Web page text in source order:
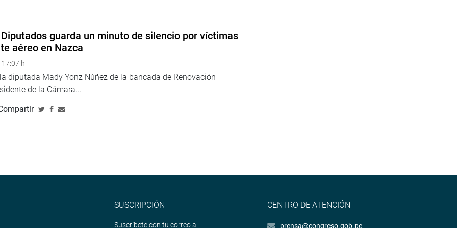
(FP), el informe aprobado será materia de análisis por parte
el proyecto enviado por el Poder Ejecutivo sobre la
parlamentarias.(JTR).
web y redes sociales.
guarda un minuto de silencio por víctimas
aéreo en Nazca
h
diputada Mady Yonz Núñez de la bancada de Renovación
de la Cámara...
SUSCRIPCIÓN
Suscríbete con tu correo a
CENTRO DE ATENCIÓN
prensa@congreso.gob.pe